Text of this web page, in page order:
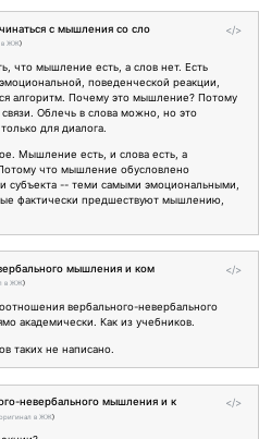
</>
с мышления со сло
в ЖЖ)
что мышление есть, а слов нет. Есть
поведенческой реакции,
алгоритм. Почему это мышление? Потому
Облечь в слова можно, но это
для диалога.
Мышление есть, и слова есть, а
что мышление обусловлено
субъекта -- теми самыми эмоциональными,
фактически предшествуют мышлению,
</>
мышления и ком
в ЖЖ)
вербального-невербального
академически. Как из учебников.
таких не написано.
</>
невербального мышления и к
в ЖЖ)